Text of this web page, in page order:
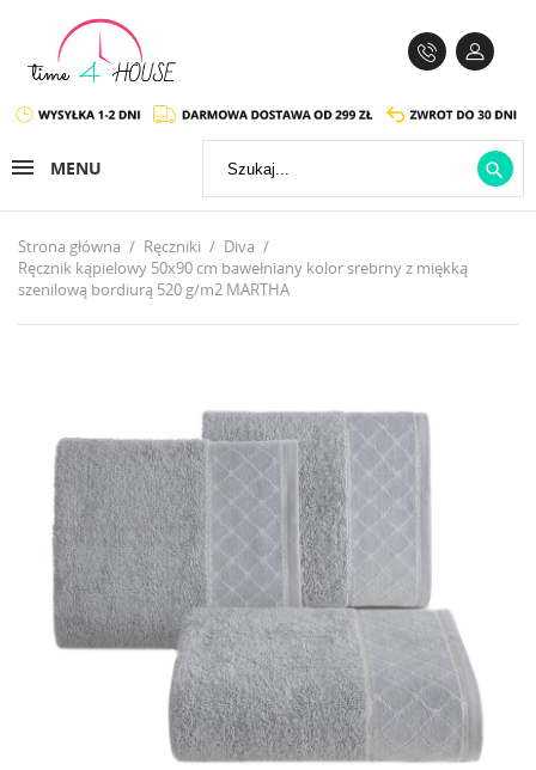
MENU 
Strona główna Ręczniki
Diva
Ręcznik kąpielowy 50x90 cm bawełniany kolor srebrny z miękką
szenilową bordiurą 520 g/m2 MARTHA